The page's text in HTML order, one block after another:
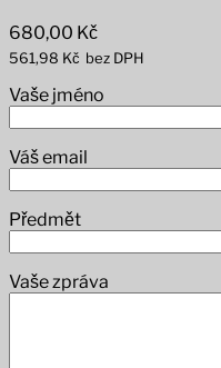
680,00 Kč
561,98 Kč bez DPH
Vaše jméno
Váš email
Předmět
Vaše zpráva